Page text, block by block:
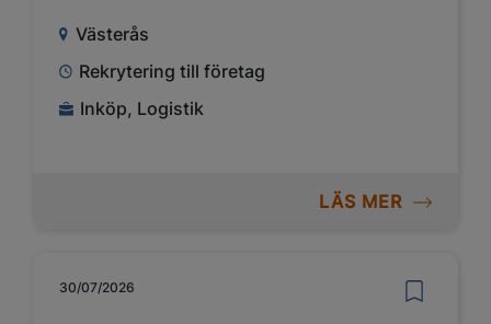
Västerås
Rekrytering till företag
Inköp, Logistik
LÄS MER
30/07/2026